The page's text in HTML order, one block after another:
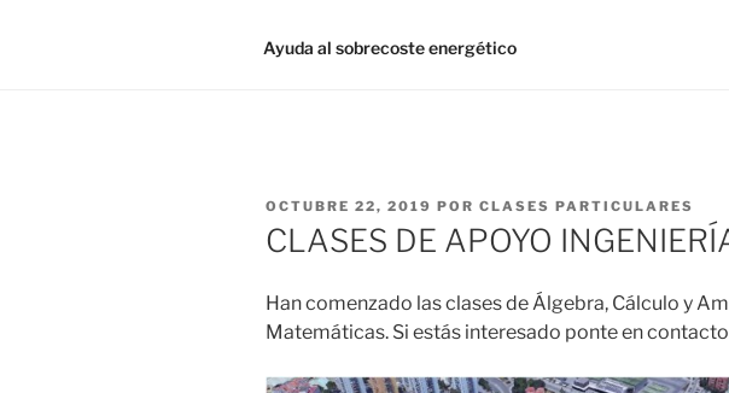
Ayuda al sobrecoste energético
PUBLICADO
EL
OCTUBRE 22, 2019 POR CLASES PARTICULARES
CLASES DE APOYO
Han comenzado las clases de Álgebra, Cálculo y
Matemáticas. Si estás interesado ponte en